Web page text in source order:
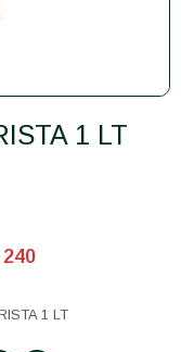
1 LT
240
1 LT